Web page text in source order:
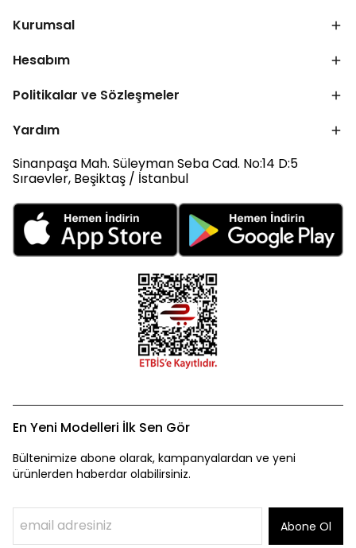
Kurumsal
Hesabım
Politikalar ve Sözleşmeler
Yardım
Sinanpaşa Mah. Süleyman Seba Cad. No:14 D:5
Sıraevler, Beşiktaş / İstanbul
En Yeni Modelleri İlk Sen Gör
Bültenimize abone olarak, kampanyalardan ve yeni
ürünlerden haberdar olabilirsiniz.
Abone Ol